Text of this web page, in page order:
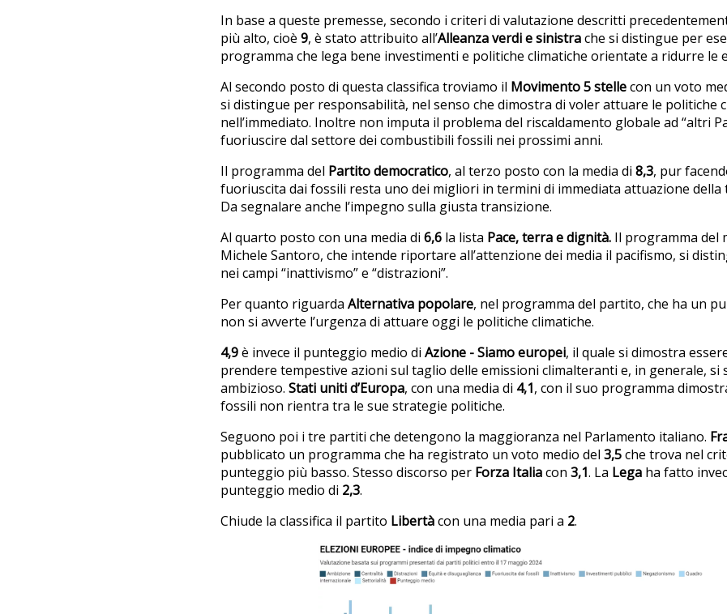
In base a queste premesse, secondo i criteri di valutazione descritti
più alto, cioè 9, è stato attribuito all’Alleanza verdi e sinistrache si distingue per
programma che lega bene investimenti e politiche climatiche orientate a ridurre le
Al secondo posto di questa classifica troviamo il Movimento 5 stellecon un voto
si distingue per responsabilità, nel senso che dimostra di voler attuare le politiche
nell’immediato. Inoltre non imputa il problema del riscaldamento globale ad “altri
fuoriuscire dal settore dei combustibili fossili nei prossimi anni.
Il programma del Partito democratico, al terzo posto con la media di 8,3, pur
fuoriuscita dai fossili resta uno dei migliori in termini di immediata attuazione della
Da segnalare anche l’impegno sulla giusta transizione.
Al quarto posto con una media di 6,6 la lista Pace, terra e dignità. Il programma del
Michele Santoro, che intende riportare all’attenzione dei media il pacifismo, si
nei campi “inattivismo” e “distrazioni”.
Per quanto riguarda Alternativa popolare, nel programma del partito, che ha un
non si avverte l’urgenza di attuare oggi le politiche climatiche.
4,9è invece il punteggio medio di Azione - Siamo europei, il quale si dimostra
prendere tempestive azioni sul taglio delle emissioni climalteranti e, in generale, si
ambizioso. Stati uniti d’Europa, con una media di 4,1, con il suo programma
fossili non rientra tra le sue strategie politiche.
Seguono poi i tre partiti che detengono la maggioranza nel Parlamento italiano.
pubblicato un programma che ha registrato un voto medio del 3,5che trova nel
punteggio più basso. Stesso discorso per Forza Italiacon 3,1. La Lega ha fatto
punteggio medio di 2,3.
Chiude la classifica il partito Libertàcon una media pari a 2.